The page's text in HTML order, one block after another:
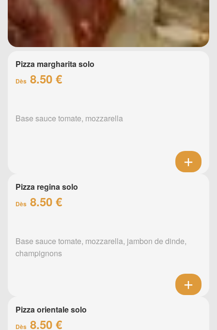
Pizza margharita solo
Dès 8.50 €
Base sauce tomate, mozzarella
Pizza regina solo
Dès 8.50 €
Base sauce tomate, mozzarella, jambon de dinde,
champignons
Pizza orientale solo
Dès 8.50 €